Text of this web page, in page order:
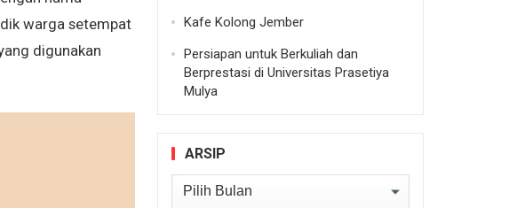
warga setempat
digunakan
Kafe Kolong Jember
Persiapan untuk Berkuliah dan
Berprestasi di Universitas Prasetiya
Mulya
ARSIP
Arsip